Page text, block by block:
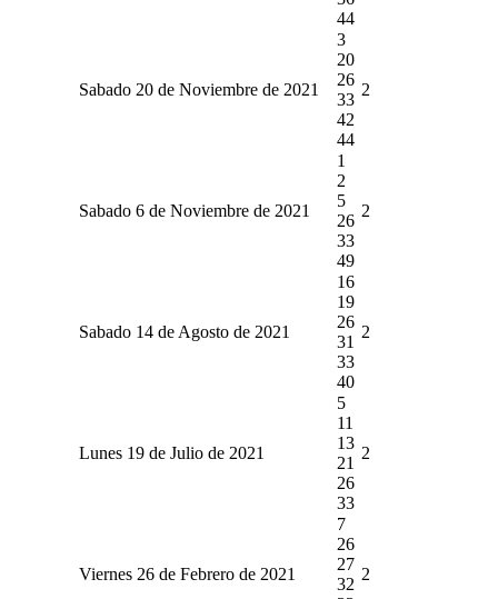
44
Sabado 20 de Noviembre de 2021
3
20
26
33
42
44
2
Sabado 6 de Noviembre de 2021
1
2
5
26
33
49
2
Sabado 14 de Agosto de 2021
16
19
26
31
33
40
2
Lunes 19 de Julio de 2021
5
11
13
21
26
33
2
Viernes 26 de Febrero de 2021
7
26
27
32
2